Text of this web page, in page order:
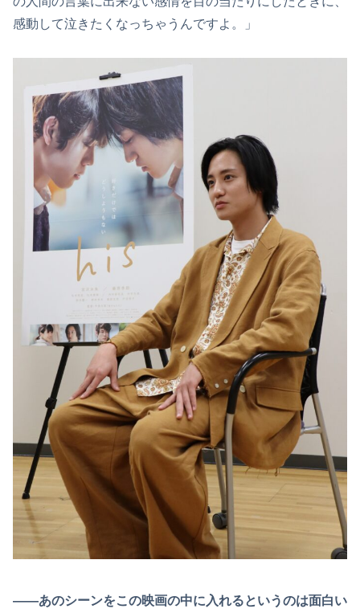
感動して泣きたくなっちゃうんですよ。」
――あのシーンをこの映画の中に入れるというのは面白い